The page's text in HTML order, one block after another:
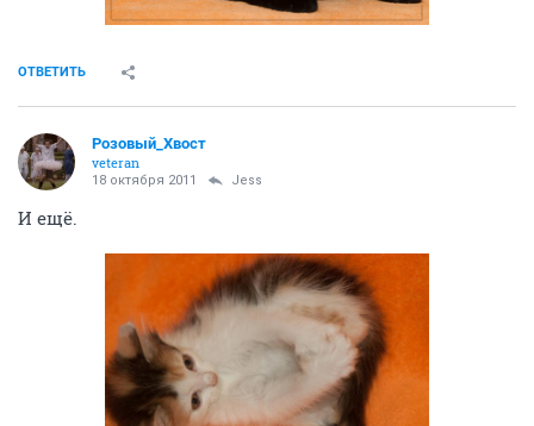
ОТВЕТИТЬ
Розовый_Хвост
veteran
18 октября 2011 Jess
И ещё.